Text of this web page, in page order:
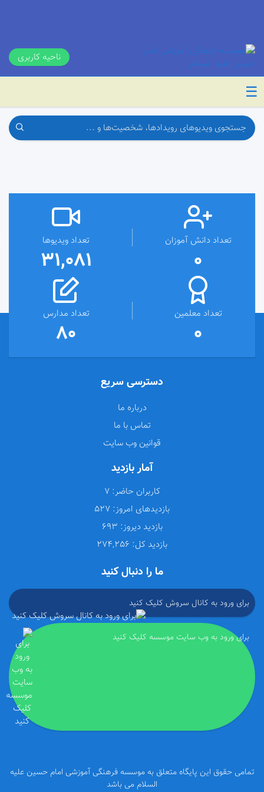
ناحیه کاربری
☰
تعداد دانش آموزان
0
تعداد ویدیوها
31,081
تعداد معلمین
0
تعداد مدارس
80
دسترسی سریع
درباره ما
تماس با ما
قوانین وب سایت
آمار بازدید
کاربران حاضر: 7
بازدیدهای امروز:
بازدید دیروز:
بازدید کل:
ما را دنبال کنید
برای ورود به کانال سروش کلیک کنید
برای ورود به وب سایت موسسه کلیک کنید
تمامی حقوق این پایگاه متعلق به موسسه فرهنگی آموزشی امام حسین علیه
السلام می باشد